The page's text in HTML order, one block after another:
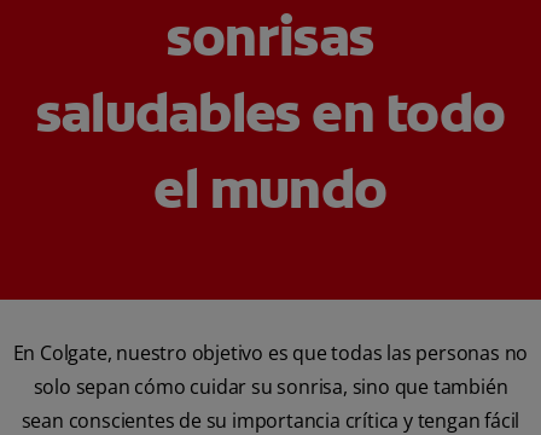
sonrisas
saludables en todo
el mundo
En Colgate, nuestro objetivo es que todas las personas no
solo sepan cómo cuidar su sonrisa, sino que también
sean conscientes de su importancia crítica y tengan fácil